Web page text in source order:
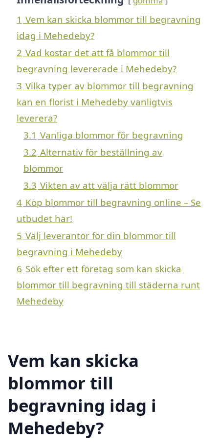
1 Vem kan skicka blommor till begravning
idag i Mehedeby?
2 Vad kostar det att få blommor till
begravning levererade i Mehedeby?
3 Vilka typer av blommor till begravning
kan en florist i Mehedeby vanligtvis
leverera?
3.1 Vanliga blommor för begravning
3.2 Alternativ för beställning av
blommor
3.3 Vikten av att välja rätt blommor
4 Köp blommor till begravning online – Se
utbudet här!
5 Välj leverantör för din blommor till
begravning i Mehedeby
6 Sök efter ett företag som kan skicka
blommor till begravning till städerna runt
Mehedeby
Vem kan skicka
blommor till
begravning idag i
Mehedeby?